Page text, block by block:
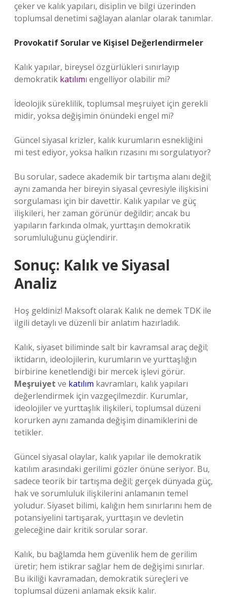
çeker ve kalık yapıları, disiplin ve bilgi üzerinden
toplumsal denetimi sağlayan alanlar olarak tanımlar.
Provokatif Sorular ve Kişisel Değerlendirmeler
Kalık yapılar, bireysel özgürlükleri sınırlayıp
demokratik katılımı engelliyor olabilir mi?
İdeolojik süreklilik, toplumsal meşruiyet için gerekli
midir, yoksa değişimin önündeki engel mi?
Güncel siyasal krizler, kalık kurumların esnekliğini
mi test ediyor, yoksa halkın rızasını mı sorgulatıyor?
Bu sorular, sadece akademik bir tartışma alanı değil;
aynı zamanda her bireyin siyasal çevresiyle ilişkisini
sorgulaması için bir davettir. Kalık yapılar ve güç
ilişkileri, her zaman görünür değildir; ancak bu
yapıların farkında olmak, yurttaşın demokratik
sorumluluğunu güçlendirir.
Sonuç: Kalık ve Siyasal
Analiz
Hoş geldiniz! Maksoft olarak Kalık ne demek TDK ile
ilgili detaylı ve düzenli bir anlatım hazırladık.
Kalık, siyaset biliminde salt bir kavramsal araç değil;
iktidarın, ideolojilerin, kurumların ve yurttaşlığın
birbirine kenetlendiği bir mercek işlevi görür.
Meşruiyet ve katılım kavramları, kalık yapıları
değerlendirmek için vazgeçilmezdir. Kurumlar,
ideolojiler ve yurttaşlık ilişkileri, toplumsal düzeni
korurken aynı zamanda değişim dinamiklerini de
tetikler.
Güncel siyasal olaylar, kalık yapılar ile demokratik
katılım arasındaki gerilimi gözler önüne seriyor. Bu,
sadece teorik bir tartışma değil; gerçek dünyada güç,
hak ve sorumluluk ilişkilerini anlamanın temel
yoludur. Siyaset bilimi, kalığın hem sınırlarını hem de
potansiyelini tartışarak, yurttaşın ve devletin
geleceğine dair kritik sorular sorar.
Kalık, bu bağlamda hem güvenlik hem de gerilim
üretir; hem istikrar sağlar hem de değişimi sınırlar.
Bu ikiliği kavramadan, demokratik süreçleri ve
toplumsal düzeni anlamak eksik kalır.